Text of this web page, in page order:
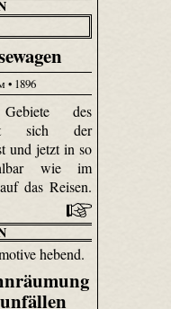
• 1896
des
sich der
und jetzt in so
wie im
das Reisen.